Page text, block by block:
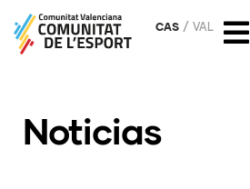
CAS VAL
Noticias